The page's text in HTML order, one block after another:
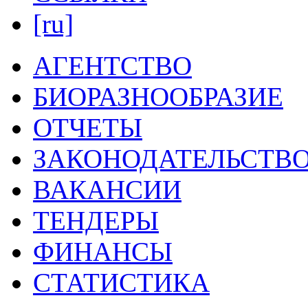
[ru]
АГЕНТСТВО
БИОРАЗНООБРАЗИЕ
ОТЧЕТЫ
ВАКАНСИИ
ТЕНДЕРЫ
ФИНАНСЫ
СТАТИСТИКА